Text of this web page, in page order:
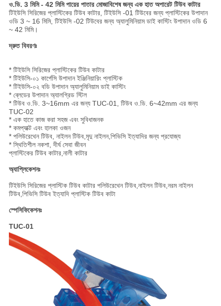
ও.ডি. 3 মিমি - 42 মিমি পায়ের পাতার মোজাবিশেষ জন্য এক হাত অপারেট টিউব কাটার
টিইউসি সিরিজের প্লাস্টিকের টিউব কাটার, টিইউসি -01 টিউবের জন্য প্লাস্টিকের উপাদান
ওডি 3 ~ 16 মিমি, টিইউসি -02 টিউবের জন্য অ্যালুমিনিয়াম ডাই কাস্টিং উপাদান ওডি 6
~ 42 মিমি।
দ্রুত বিবরণঃ
* টিইউসি সিরিজের প্লাস্টিকের টিউব কাটার
* টিইউসি-০১ কার্পেসি উপাদান ইঞ্জিনিয়ারিং প্লাস্টিক
* টিইউসি-০২ বডি উপাদান অ্যালুমিনিয়াম ডাই কাস্টিং
* ব্লেডের উপাদান অ্যালগ্রিড স্টিল
* টিউব ও.ডি. 3~16mm এর জন্য TUC-01, টিউব ও.ডি. 6~42mm এর জন্য
TUC-02
* এক হাতে কাজ করা সহজ এবং সুবিধাজনক
* কমপ্যাক্ট এবং হালকা ওজন
* পলিউরেথেন টিউব, নাইলন টিউব,মৃদু নাইলন,পিভিসি ইত্যাদির জন্য প্রযোজ্য
* স্থিতিশীল নকশা, দীর্ঘ সেবা জীবন
প্লাস্টিকের টিউব কাটার,নালী কাটার
অ্যাপ্লিকেশনঃ
টিইউসি সিরিজের প্লাস্টিক টিউব কাটার পলিউরেথেন টিউব,নাইলন টিউব,নরম নাইলন
টিউব,পিভিসি টিউব ইত্যাদি প্লাস্টিক টিউব কাটা
স্পেসিফিকেশনঃ
TUC-01